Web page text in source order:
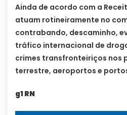
Ainda de acordo com a
atuam rotineiramente no
contrabando, descaminho,
tráfico internacional de
crimes transfronteiriços nos
terrestre, aeroportos e
g1 RN